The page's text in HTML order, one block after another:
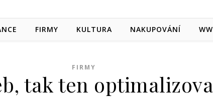
FIRMY KULTURA NAKUPOVÁNÍ
FIRMY
tak ten